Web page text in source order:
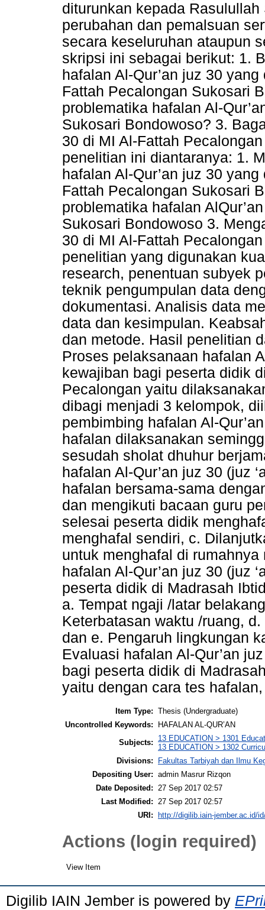
diturunkan kepada
perubahan dan pemalsuan
secara keseluruhan ataupun
skripsi ini sebagai berikut: 1.
hafalan Al-Qur’an juz 30
Fattah Pecalongan Sukosari
problematika hafalan Al-
Sukosari Bondowoso? 3.
30 di MI Al-Fattah
penelitian ini diantaranya: 1.
hafalan Al-Qur’an juz 30
Fattah Pecalongan Sukosari
problematika hafalan
Sukosari Bondowoso 3.
30 di MI Al-Fattah
penelitian yang digunakan
research, penentuan subyek
teknik pengumpulan data
dokumentasi. Analisis data
data dan kesimpulan.
dan metode. Hasil penelitian
Proses pelaksanaan hafalan
kewajiban bagi peserta didik
Pecalongan yaitu
dibagi menjadi 3 kelompok,
pembimbing hafalan Al-
hafalan dilaksanakan
sesudah sholat dhuhur
hafalan Al-Qur’an juz 30 (juz
hafalan bersama-sama
dan mengikuti bacaan guru
selesai peserta didik
menghafal sendiri, c.
untuk menghafal di
hafalan Al-Qur’an juz 30 (juz
peserta didik di Madrasah
a. Tempat ngaji /latar
Keterbatasan waktu /ruang,
dan e. Pengaruh lingkungan
Evaluasi hafalan Al-Qur’an
bagi peserta didik di
yaitu dengan cara tes
Item Type: Thesis (Undergraduate)
Uncontrolled Keywords:
HAFALAN AL-QUR’AN
Subjects:
13 EDUCATION > 1301
13 EDUCATION > 1302
Divisions:
Fakultas Tarbiyah dan Ilmu
Depositing User: admin Masrur Rizqon
Date Deposited:
27 Sep 2017 02:57
Last Modified:
27 Sep 2017 02:57
URI:
http://digilib.iain-jember.ac.id/
Actions (login required)
View Item
Digilib IAIN Jember is powered by